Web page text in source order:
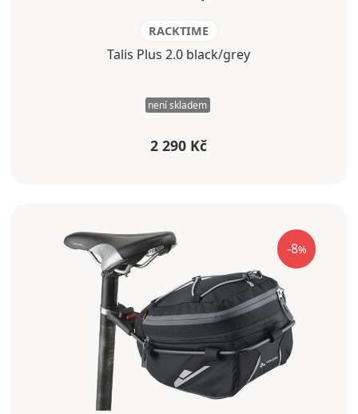
RACKTIME
Talis Plus 2.0 black/grey
není skladem
2 290 Kč
-8%